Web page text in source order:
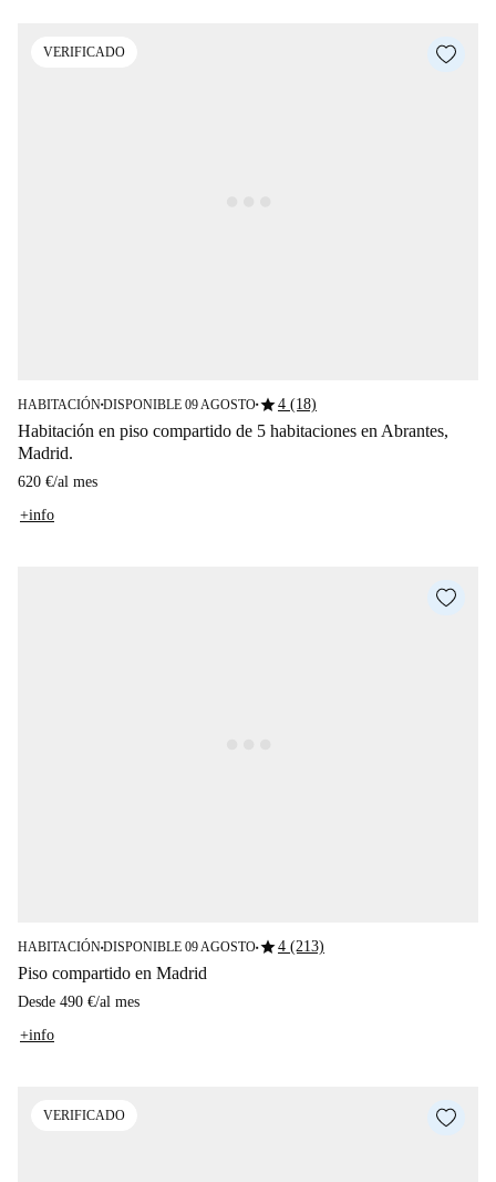
VERIFICADO
HABITACIÓN■DISPONIBLE 09 AGOSTO■star4 (18)
Habitación en piso compartido de 5 habitaciones en Abrantes,
Madrid.
620 €/al mes
+info
HABITACIÓN■DISPONIBLE 09 AGOSTO■star4 (213)
Piso compartido en Madrid
Desde 490 €/al mes
+info
VERIFICADO